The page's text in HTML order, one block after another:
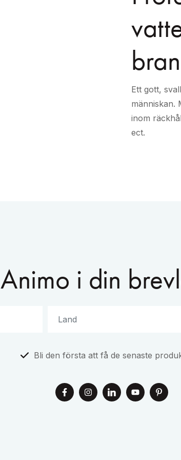
Ett gott,
människan.
inom
ect.
Animo i din
Bli den första att få de senaste